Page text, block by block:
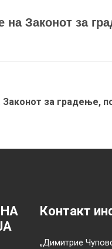
Законот за
за градење,
Контакт
„Димитрие